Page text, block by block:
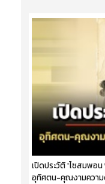
เปิดประวัติ 'ไซสมพอ
อุทิศตน-คุณงามความ